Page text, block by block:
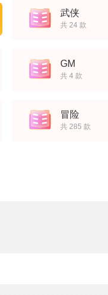
武侠
共 24 款
GM
共 4 款
冒险
共 285 款